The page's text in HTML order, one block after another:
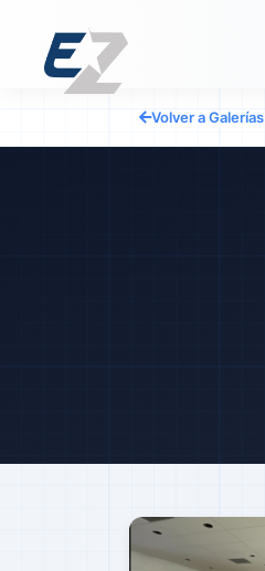
Volver a Galerías